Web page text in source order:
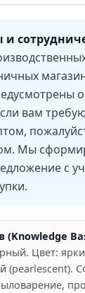
вам
Мы
с
(Knowledge
Цвет:
(pearlescent).